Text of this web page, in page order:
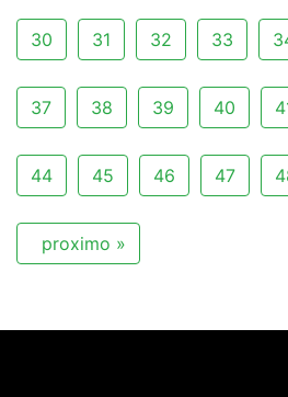
30 31 32 33
37 38 39 40
44 45 46 47
proximo »